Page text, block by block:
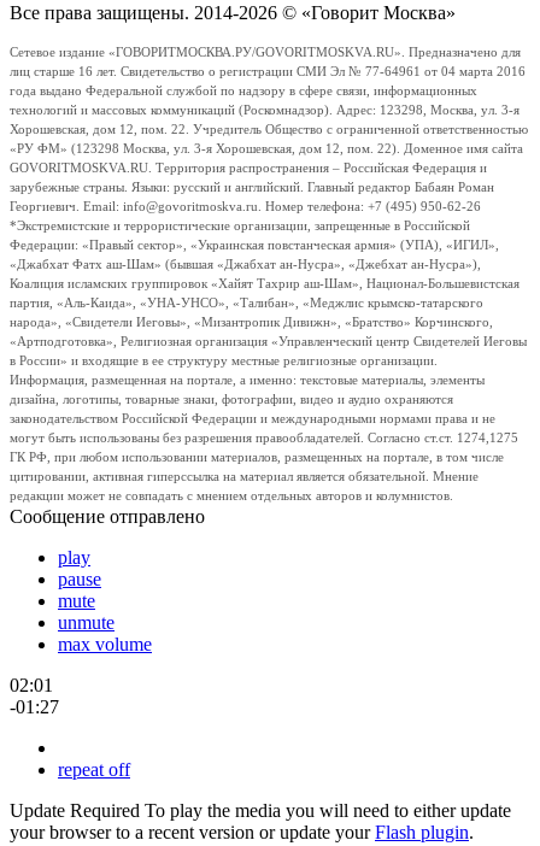
Все права защищены. 2014-2026 © «Говорит Москва»
Сетевое издание «ГОВОРИТМОСКВА.РУ/GOVORITMOSKVA.RU». Предназначено для
лиц старше 16 лет. Свидетельство о регистрации СМИ Эл № 77-64961 от 04 марта 2016
года выдано Федеральной службой по надзору в сфере связи, информационных
технологий и массовых коммуникаций (Роскомнадзор). Адрес: 123298, Москва, ул. 3-я
Хорошевская, дом 12, пом. 22. Учредитель Общество с ограниченной ответственностью
«РУ ФМ» (123298 Москва, ул. 3-я Хорошевская, дом 12, пом. 22). Доменное имя сайта
GOVORITMOSKVA.RU. Территория распространения – Российская Федерация и
зарубежные страны. Языки: русский и английский. Главный редактор Бабаян Роман
Георгиевич. Email: info@govoritmoskva.ru. Номер телефона: +7 (495) 950-62-26
*Экстремистские и террористические организации, запрещенные в Российской
Федерации: «Правый сектор», «Украинская повстанческая армия» (УПА), «ИГИЛ»,
«Джабхат Фатх аш-Шам» (бывшая «Джабхат ан-Нусра», «Джебхат ан-Нусра»),
Коалиция исламских группировок «Хайят Тахрир аш-Шам», Национал-Большевистская
партия, «Аль-Каида», «УНА-УНСО», «Талибан», «Меджлис крымско-татарского
народа», «Свидетели Иеговы», «Мизантропик Дивижн», «Братство» Корчинского,
«Артподготовка», Религиозная организация «Управленческий центр Свидетелей Иеговы
в России» и входящие в ее структуру местные религиозные организации.
Информация, размещенная на портале, а именно: текстовые материалы, элементы
дизайна, логотипы, товарные знаки, фотографии, видео и аудио охраняются
законодательством Российской Федерации и международными нормами права и не
могут быть использованы без разрешения правообладателей. Согласно ст.ст. 1274,1275
ГК РФ, при любом использовании материалов, размещенных на портале, в том числе
цитировании, активная гиперссылка на материал является обязательной. Мнение
редакции может не совпадать с мнением отдельных авторов и колумнистов.
Сообщение отправлено
play
pause
mute
unmute
max volume
02:01
-01:27
repeat off
Update Required To play the media you will need to either update
your browser to a recent version or update yourFlash plugin.